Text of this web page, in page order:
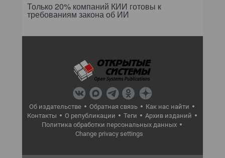
Только 20% компаний КИИ готовы к
требованиям закона об ИИ
Об издательстве Обратная связь
Как нас найти
Контакты
О републикации Теги
Архив изданий
Политика обработки персональных данных
Change privacy settings